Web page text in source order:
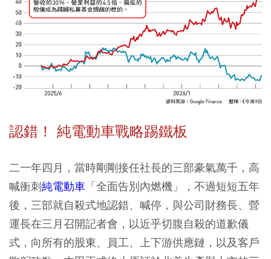
認錯！ 純電動車戰略踢鐵板
二一年四月，當時剛剛接任社長的三部豪氣萬千，高
喊衝刺純電動車 「全面告別內燃機」，不過短短五年
後，三部就自殺式地認錯、喊停，與公司財務長、營
運長在三月召開記者會，以近乎切腹自殺的道歉儀
式，向所有的股東、員工、上下游供應鏈，以及客戶